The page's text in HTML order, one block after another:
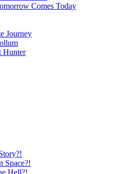
Comes Today
Journey
Hunter
Space?!
Hell?!